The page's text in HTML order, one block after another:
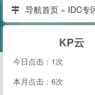
导航首页 » IDC专
KP云
今日点击：1次
本月点击：6次